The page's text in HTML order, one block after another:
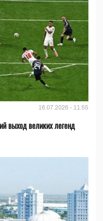
16.07.2026 - 11:55
выход великих легенд